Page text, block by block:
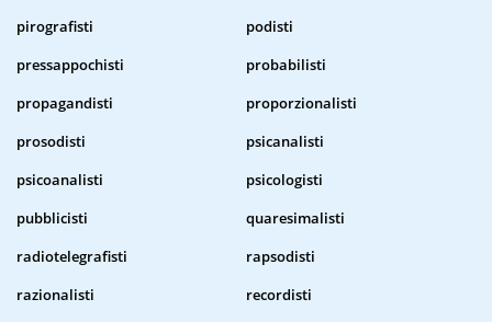
pirografisti
podisti
pressappochisti
probabilisti
propagandisti
proporzionalisti
prosodisti
psicanalisti
psicoanalisti
psicologisti
pubblicisti
quaresimalisti
radiotelegrafisti
rapsodisti
razionalisti
recordisti